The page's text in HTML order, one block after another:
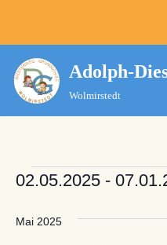
Zum
Inhalt
springen
Adolph-
Wolmirstedt
02.05.2025 -
wählen.
Mai 2025